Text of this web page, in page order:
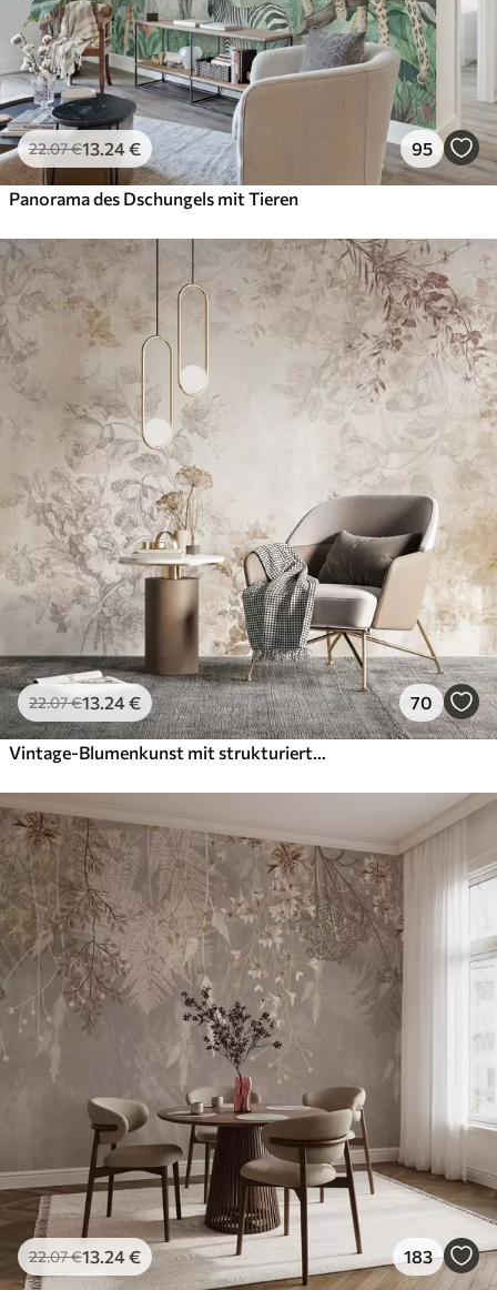
22.07€13 .24€ 95
Panorama des Dschungels mit Tieren
22.07€13 .24€ 70
22.07€13 .24€ 183